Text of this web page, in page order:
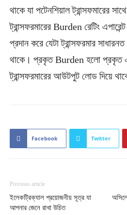
থাকে যা পটেনশিয়াল ট্রান্সফমারের
ট্রান্সফরমারের Burden রেটিং
প্রদান করে যেটা ট্রান্সফরমার সাধারনত
থাকে। প্রকৃত Burden হলো প্রকৃত
ট্রান্সফরমারের আউটপুট লোড দিয়ে
Facebook Twitter
Previous article
ইলেকট্রিক্যাল প্রয়োজনীয় সূত্র যা
আপনার জেনে রাখা উচিত